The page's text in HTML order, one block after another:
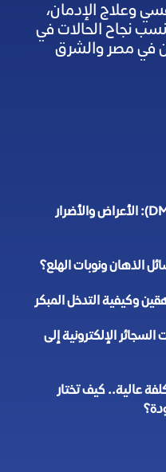
وعلاج الإدمان،
رقم 1 في نسب نجاح الحالات في
في مصر والشرق
مخدر الفيل الأزرق السائل (DMT Vape): الأعراض والأضرار
الذهان ونوبات الهلع؟
وكيفية التدخل المبكر
الإلكترونية إلى
عالية.. كيف تختار